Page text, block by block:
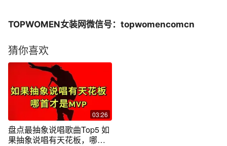
TOPWOMEN女装网微信号：topwomencomcn
猜你喜欢
03:26
盘点最抽象说唱歌曲Top5 如
果抽象说唱有天花板，哪首